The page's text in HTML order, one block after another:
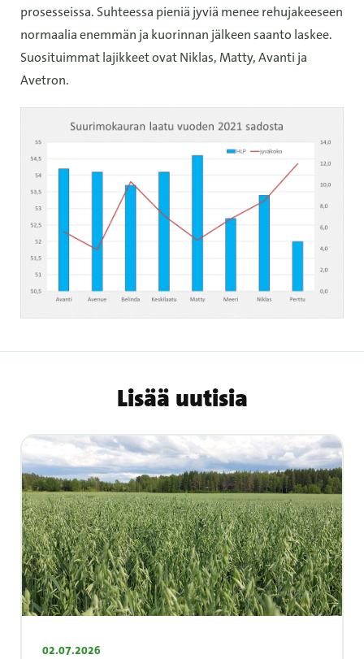
prosesseissa. Suhteessa pieniä jyviä menee rehujakeeseen
normaalia enemmän ja kuorinnan jälkeen saanto laskee.
Suosituimmat lajikkeet ovat Niklas, Matty, Avanti ja
Avetron.
Lisää uutisia
02.07.2026